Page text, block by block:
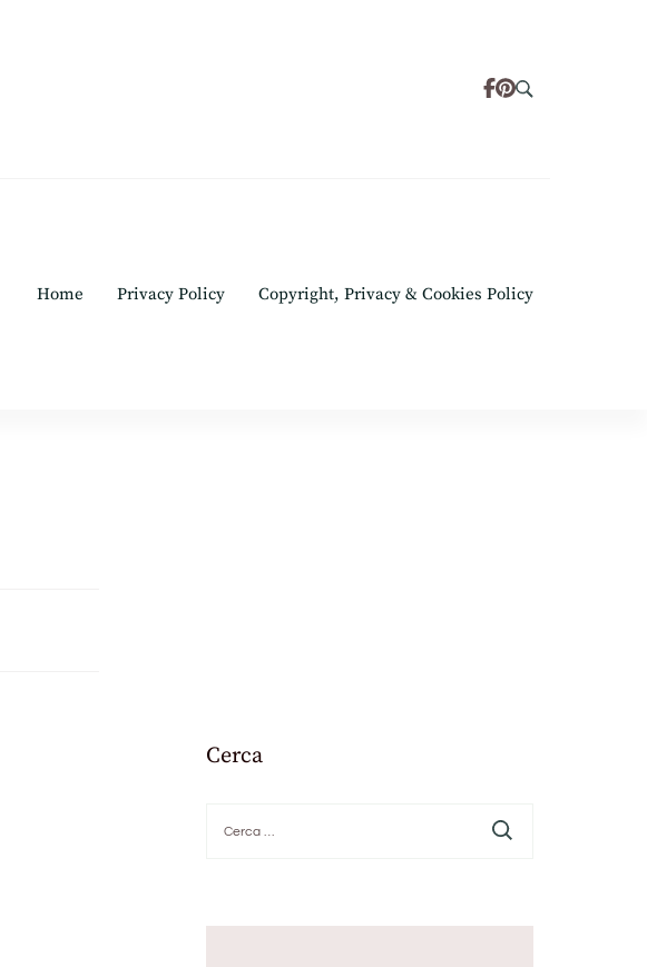
Home Privacy Policy Copyright, Privacy & Cookies Policy
Cerca
per: